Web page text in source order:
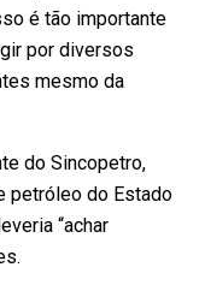
é tão importante
por diversos
mesmo da
do Sincopetro,
petróleo do Estado
“achar